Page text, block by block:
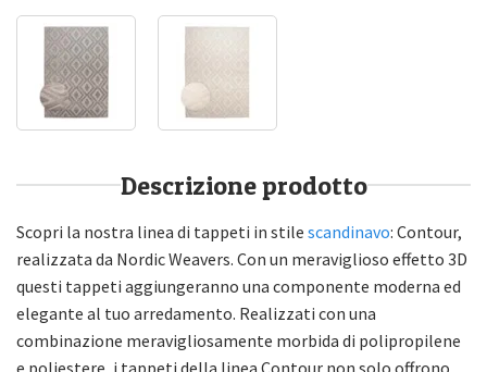
Descrizione prodotto
Scopri la nostra linea di tappeti in stile scandinavo: Contour,
realizzata da Nordic Weavers. Con un meraviglioso effetto 3D
questi tappeti aggiungeranno una componente moderna ed
elegante al tuo arredamento. Realizzati con una
combinazione meravigliosamente morbida di polipropilene
e poliestere, i tappeti della linea Contour non solo offrono